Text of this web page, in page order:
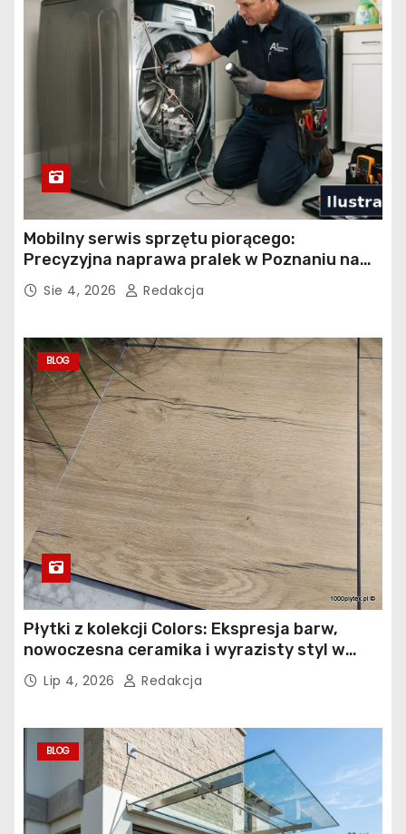
Mobilny serwis sprzętu piorącego:
Precyzyjna naprawa pralek w Poznaniu na
Piątkowie
Sie 4, 2026 Redakcja
BLOG
Płytki z kolekcji Colors: Ekspresja barw,
nowoczesna ceramika i wyrazisty styl w
łazience, kuchni i salonie
Lip 4, 2026 Redakcja
BLOG